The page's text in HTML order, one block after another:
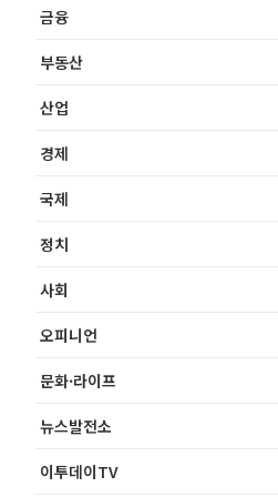
금융
부동산
산업
경제
국제
정치
사회
오피니언
문화·라이프
뉴스발전소
이투데이TV